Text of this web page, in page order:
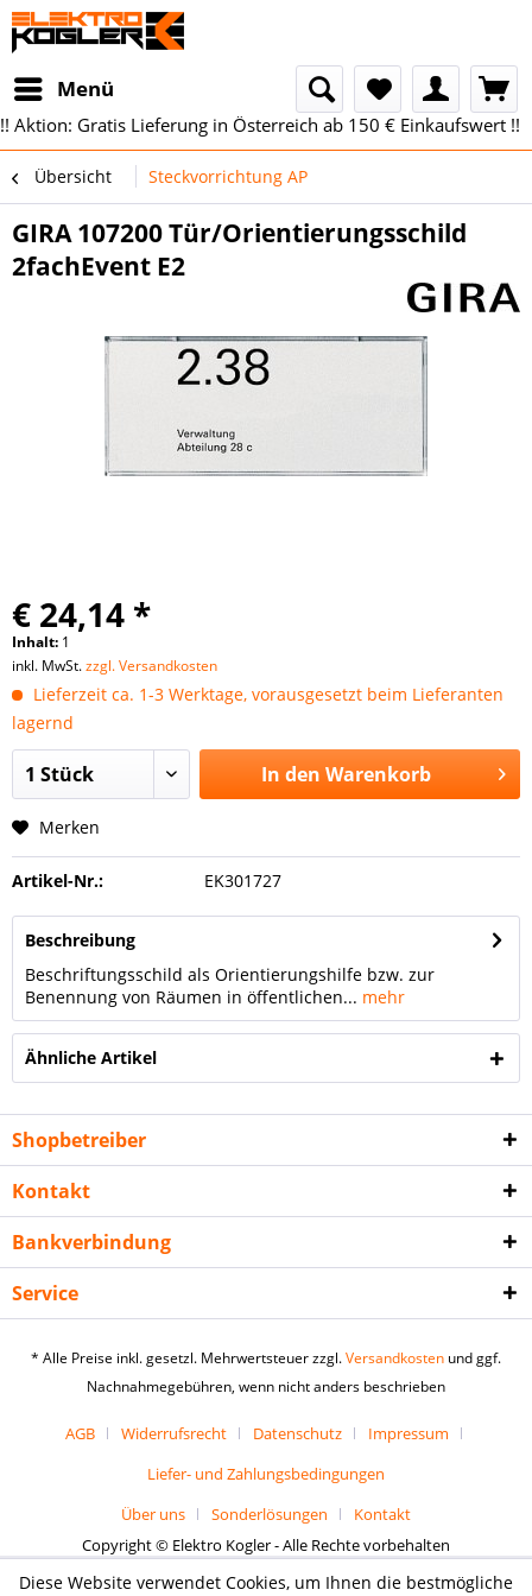
Menü
!! Aktion: Gratis Lieferung in Österreich ab 150 € Einkaufswert !!
Übersicht Steckvorrichtung AP
GIRA 107200 Tür/Orientierungsschild
2fachEvent E2
€ 24,14 *
Inhalt: 1
inkl. MwSt.zzgl. Versandkosten
Lieferzeit ca. 1-3 Werktage, vorausgesetzt beim Lieferanten
lagernd
In den Warenkorb
Merken
Artikel-Nr.: EK301727
Beschreibung
Beschriftungsschild als Orientierungshilfe bzw. zur
Benennung von Räumen in öffentlichen... mehr
Ähnliche Artikel
Shopbetreiber
Kontakt
Bankverbindung
Service
* Alle Preise inkl. gesetzl. Mehrwertsteuer zzgl.Versandkosten und ggf.
Nachnahmegebühren, wenn nicht anders beschrieben
AGB Widerrufsrecht Datenschutz
Impressum
Liefer- und Zahlungsbedingungen
Über uns
Sonderlösungen
Kontakt
Copyright © Elektro Kogler - Alle Rechte vorbehalten
Diese Website verwendet Cookies, um Ihnen die bestmögliche